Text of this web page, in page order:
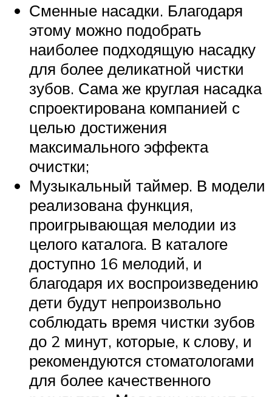
Сменные насадки. Благодаря
этому можно подобрать
наиболее подходящую насадку
для более деликатной чистки
зубов. Сама же круглая насадка
спроектирована компанией с
целью достижения
максимального эффекта
очистки;
Музыкальный таймер. В модели
реализована функция,
проигрывающая мелодии из
целого каталога. В каталоге
доступно 16 мелодий, и
благодаря их воспроизведению
дети будут непроизвольно
соблюдать время чистки зубов
до 2 минут, которые, к слову, и
рекомендуются стоматологами
для более качественного